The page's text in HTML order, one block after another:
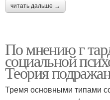
читать дальше →
По мнению г
социальной
Теория
Тремя основными типами